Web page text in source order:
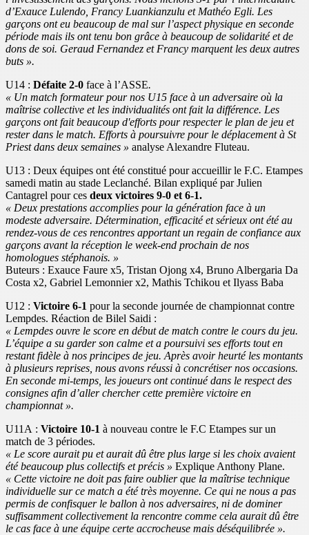
d’Exauce Lulendo, Francy Luankianzulu et Mathéo Egli. Les
garçons ont eu beaucoup de mal sur l’aspect physique en seconde
période mais ils ont tenu bon grâce à beaucoup de solidarité et de
dons de soi. Geraud Fernandez et Francy marquent les deux autres
buts ».
U14 : Défaite 2-0 face à l’ASSE.
« Un match formateur pour nos U15 face à un adversaire où la
maîtrise collective et les individualités ont fait la différence. Les
garçons ont fait beaucoup d'efforts pour respecter le plan de jeu et
rester dans le match. Efforts à poursuivre pour le déplacement à St
Priest dans deux semaines » analyse Alexandre Fluteau.
U13 : Deux équipes ont été constitué pour accueillir le F.C. Etampes
samedi matin au stade Leclanché. Bilan expliqué par Julien
Cantagrel pour ces deux victoires 9-0 et 6-1.
« Deux prestations accomplies pour la génération face à un
modeste adversaire. Détermination, efficacité et sérieux ont été au
rendez-vous de ces rencontres apportant un regain de confiance aux
garçons avant la réception le week-end prochain de nos
homologues stéphanois. »
Buteurs : Exauce Faure x5, Tristan Ojong x4, Bruno Albergaria Da
Costa x2, Gabriel Lemonnier x2, Mathis Tchikou et Ilyass Baba
U12 : Victoire 6-1 pour la seconde journée de championnat contre
Lempdes. Réaction de Bilel Saidi :
« Lempdes ouvre le score en début de match contre le cours du jeu.
L’équipe a su garder son calme et a poursuivi ses efforts tout en
restant fidèle à nos principes de jeu. Après avoir heurté les montants
à plusieurs reprises, nous avons réussi à concrétiser nos occasions.
En seconde mi-temps, les joueurs ont continué dans le respect des
consignes afin d’aller chercher cette première victoire en
championnat ».
U11A : Victoire 10-1 à nouveau contre le F.C Etampes sur un
match de 3 périodes.
« Le score aurait pu et aurait dû être plus large si les choix avaient
été beaucoup plus collectifs et précis » Explique Anthony Plane.
« Cette victoire ne doit pas faire oublier que la maîtrise technique
individuelle sur ce match a été très moyenne. Ce qui ne nous a pas
permis de confisquer le ballon à nos adversaires, ni de dominer
suffisamment collectivement la rencontre comme cela aurait dû être
le cas face à une équipe certe accrocheuse mais déséquilibrée ».